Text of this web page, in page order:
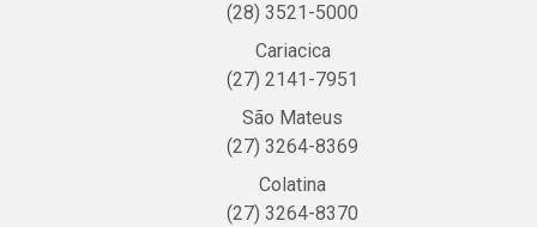
(28) 3521-5000
Cariacica
(27) 2141-7951
São Mateus
(27) 3264-8369
Colatina
(27) 3264-8370